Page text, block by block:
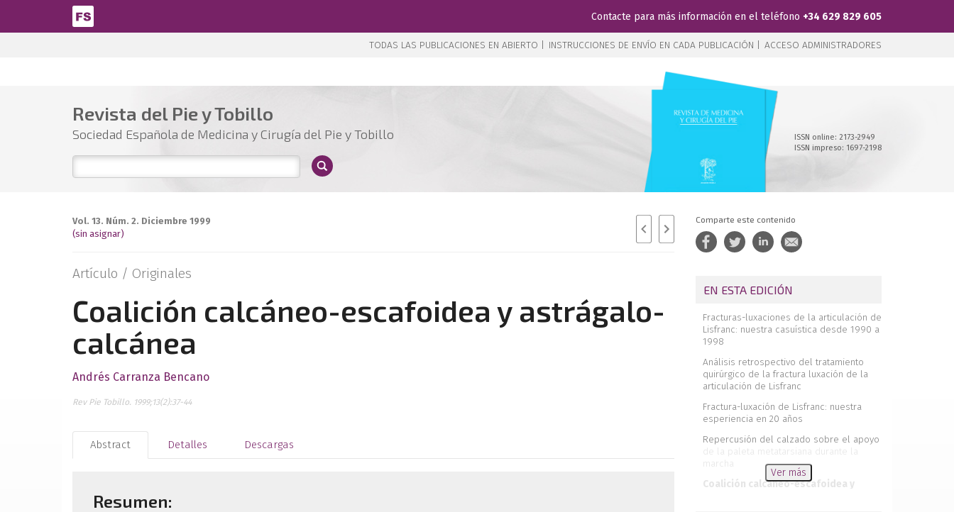
Pasar al contenido principal
Contacte para más información en el teléfono +34 629 829 605
TODAS LAS PUBLICACIONES EN ABIERTO | INSTRUCCIONES DE ENVÍO EN CADA PUBLICACIÓN | ACCESO ADMINISTRADORES
Revista del Pie y Tobillo
Sociedad Española de Medicina y Cirugía del Pie y Tobillo
ISSN online: 2173-2949
ISSN impreso: 1697-2198
Vol. 13. Núm. 2. Diciembre 1999
(sin asignar)
Artículo / Originales
Coalición calcáneo-escafoidea y astrágalo-
calcánea
Andrés Carranza Bencano
Rev Pie Tobillo. 1999;13(2):37-44
Abstract Detalles Descargas
Resumen:
Comparte este contenido
EN ESTA EDICIÓN
Fracturas-luxaciones de la articulación de
Lisfranc: nuestra casuística desde 1990 a
1998
Análisis retrospectivo del tratamiento
quirúrgico de la fractura luxación de la
articulación de Lisfranc
Fractura-luxación de Lisfranc: nuestra
esperiencia en 20 años
Repercusión del calzado sobre el apoyo
de la paleta metatarsiana durante la
Coalición calcáneo-escafoidea y
Ver más